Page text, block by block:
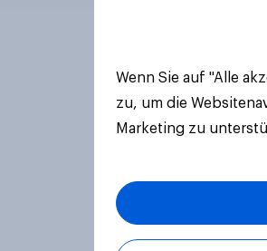
Wenn Sie auf "Alle
zu, um die
Marketing zu